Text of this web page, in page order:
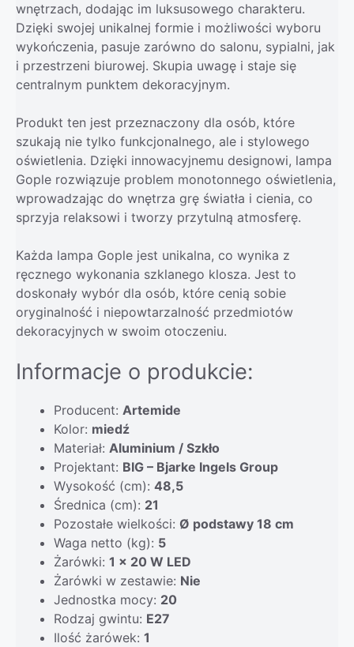
wnętrzach, dodając im luksusowego charakteru.
Dzięki swojej unikalnej formie i możliwości wyboru
wykończenia, pasuje zarówno do salonu, sypialni, jak
i przestrzeni biurowej. Skupia uwagę i staje się
centralnym punktem dekoracyjnym.
Produkt ten jest przeznaczony dla osób, które
szukają nie tylko funkcjonalnego, ale i stylowego
oświetlenia. Dzięki innowacyjnemu designowi, lampa
Gople rozwiązuje problem monotonnego oświetlenia,
wprowadzając do wnętrza grę światła i cienia, co
sprzyja relaksowi i tworzy przytulną atmosferę.
Każda lampa Gople jest unikalna, co wynika z
ręcznego wykonania szklanego klosza. Jest to
doskonały wybór dla osób, które cenią sobie
oryginalność i niepowtarzalność przedmiotów
dekoracyjnych w swoim otoczeniu.
Informacje o produkcie:
Producent: Artemide
Kolor: miedź
Materiał: Aluminium / Szkło
Projektant: BIG – Bjarke Ingels Group
Wysokość (cm): 48,5
Średnica (cm): 21
Pozostałe wielkości: Ø podstawy 18 cm
Waga netto (kg): 5
Żarówki: 1 x 20 W LED
Żarówki w zestawie: Nie
Jednostka mocy: 20
Rodzaj gwintu: E27
Ilość żarówek: 1